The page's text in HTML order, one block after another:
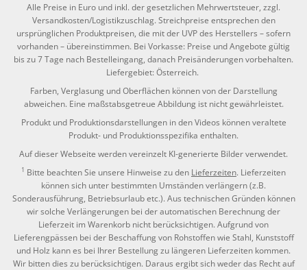
Alle Preise in Euro und inkl. der gesetzlichen Mehrwertsteuer, zzgl.
Versandkosten/Logistikzuschlag. Streichpreise entsprechen den
ursprünglichen Produktpreisen, die mit der UVP des Herstellers – sofern
vorhanden – übereinstimmen. Bei Vorkasse: Preise und Angebote gültig
bis zu 7 Tage nach Bestelleingang, danach Preisänderungen vorbehalten.
Liefergebiet: Österreich.
Farben, Verglasung und Oberflächen können von der Darstellung
abweichen. Eine maßstabsgetreue Abbildung ist nicht gewährleistet.
Produkt und Produktionsdarstellungen in den Videos können veraltete
Produkt- und Produktionsspezifika enthalten.
Auf dieser Webseite werden vereinzelt KI-generierte Bilder verwendet.
1 Bitte beachten Sie unsere Hinweise zu den Lieferzeiten. Lieferzeiten
können sich unter bestimmten Umständen verlängern (z.B.
Sonderausführung, Betriebsurlaub etc.). Aus technischen Gründen können
wir solche Verlängerungen bei der automatischen Berechnung der
Lieferzeit im Warenkorb nicht berücksichtigen. Aufgrund von
Lieferengpässen bei der Beschaffung von Rohstoffen wie Stahl, Kunststoff
und Holz kann es bei Ihrer Bestellung zu längeren Lieferzeiten kommen.
Wir bitten dies zu berücksichtigen. Daraus ergibt sich weder das Recht auf